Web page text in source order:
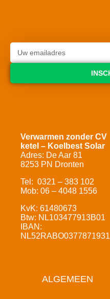
Verwarmen zonder CV
ketel – Koelbest Solar
Adres: De Aar 81
8253 PN Dronten
Tel: 0321 – 383 102
Mob: 06 – 4048 1556
KvK: 61480673
Btw: NL103477913B01
IBAN:
NL52RABO0377871931
ALGEMEEN